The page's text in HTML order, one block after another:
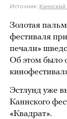
Источник:
Золотая
фестиваля
печали»
Об этом было
Эстлунд уже
Каннского
«Квадрат».